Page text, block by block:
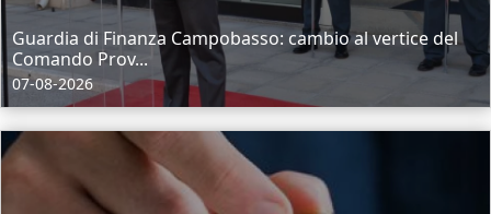
Guardia di Finanza Campobasso: cambio al vertice del
Comando Prov...
07-08-2026